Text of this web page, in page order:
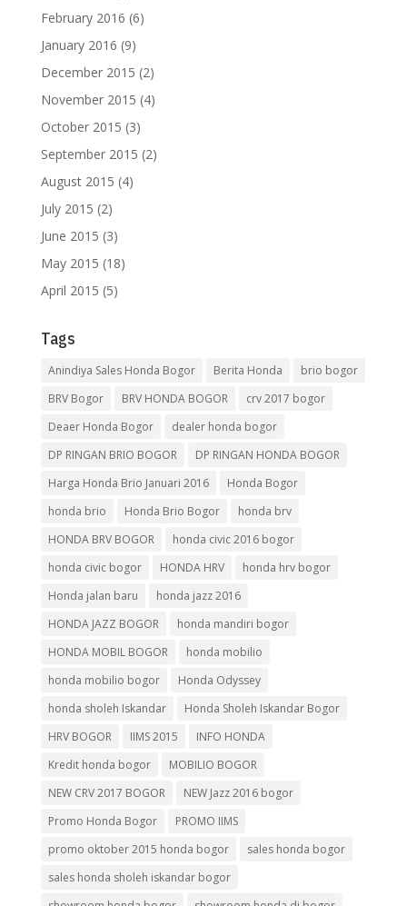
February 2016 (6)
January 2016 (9)
December 2015 (2)
November 2015 (4)
October 2015 (3)
September 2015 (2)
August 2015 (4)
July 2015 (2)
June 2015 (3)
May 2015 (18)
April 2015 (5)
Tags
Anindiya Sales Honda Bogor Berita Honda
brio bogor
BRV Bogor
BRV HONDA BOGOR
crv 2017 bogor
Deaer Honda Bogor
dealer honda bogor
DP RINGAN BRIO BOGOR
DP RINGAN HONDA BOGOR
Harga Honda Brio Januari 2016
Honda Bogor
honda brio
Honda Brio Bogor
honda brv
HONDA BRV BOGOR
honda civic 2016 bogor
honda civic bogor
HONDA HRV
honda hrv bogor
Honda jalan baru
honda jazz 2016
HONDA JAZZ BOGOR
honda mandiri bogor
HONDA MOBIL BOGOR
honda mobilio
honda mobilio bogor
Honda Odyssey
honda sholeh Iskandar
Honda Sholeh Iskandar Bogor
HRV BOGOR
IIMS 2015
INFO HONDA
Kredit honda bogor
MOBILIO BOGOR
NEW CRV 2017 BOGOR
NEW Jazz 2016 bogor
Promo Honda Bogor
PROMO IIMS
promo oktober 2015 honda bogor
sales honda bogor
sales honda sholeh iskandar bogor